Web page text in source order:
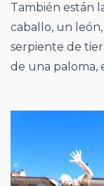
También están
caballo, un
serpiente de
de una paloma,